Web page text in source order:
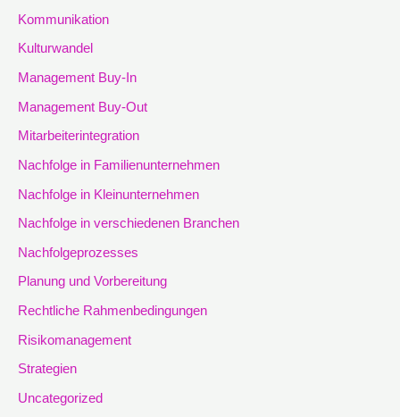
Kommunikation
Kulturwandel
Management Buy-In
Management Buy-Out
Mitarbeiterintegration
Nachfolge in Familienunternehmen
Nachfolge in Kleinunternehmen
Nachfolge in verschiedenen Branchen
Nachfolgeprozesses
Planung und Vorbereitung
Rechtliche Rahmenbedingungen
Risikomanagement
Strategien
Uncategorized